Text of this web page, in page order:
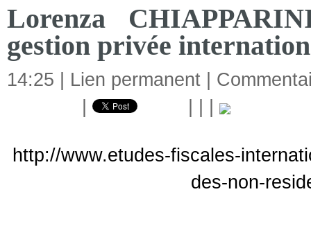
Lorenza
gestion privée
14:25 | Lien permanent
http://www.etudes-fiscales-
des-non-